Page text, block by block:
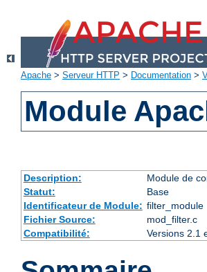
Apache > Serveur HTTP > Documentation >
Module
Description:
Module de
Statut:
Base
Identificateur de Module: filter_module
Fichier Source:
mod_filter.c
Compatibilité:
Versions 2.1